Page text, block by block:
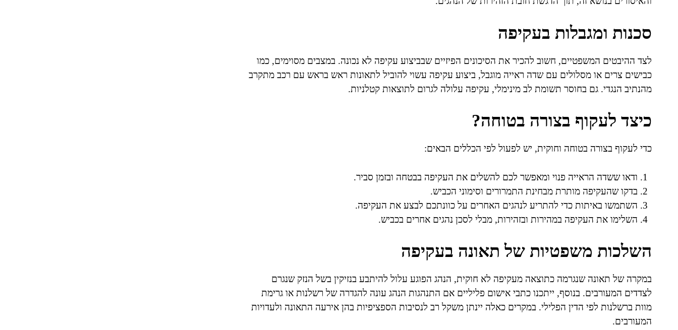
סכנות ומגבלות בעקיפה
לצד ההיבטים המשפטיים, חשוב להכיר את הסיכונים הפיזיים שבביצוע עקיפה לא נכונה. במצבים מסוימים, כמו
כבישים צרים או מסלולים עם שדה ראייה מוגבל, ביצוע עקיפה עשוי להוביל לתאונות ראש בראש עם רכב מתקרב
מהנתיב הנגדי. גם בחוסר תשומת לב מינימלי, עקיפה עלולה לגרום לתוצאות קטלניות.
כיצד לעקוף בצורה בטוחה?
כדי לעקוף בצורה בטוחה וחוקית, יש לפעול לפי הכללים הבאים:
ודאו ששדה הראייה פנוי ומאפשר לכם להשלים את העקיפה בבטחה ובזמן סביר.
בדקו שהעקיפה מותרת מבחינת התמרורים וסימוני הכביש.
השתמשו באיתות כדי להתריע לנהגים האחרים על כוונתכם לבצע את העקיפה.
השלימו את העקיפה במהירות ובזהירות, מבלי לסכן נהגים אחרים בכביש.
השלכות משפטיות של תאונה בעקיפה
במקרה של תאונה שנגרמה כתוצאה מעקיפה לא חוקית, הנהג הפוגע עלול להיתבע בנזיקין בשל הנזק שנגרם
לצדדים המעורבים. בנוסף, ייתכנו כתבי אישום פליליים אם התנהגות הנהג עונה להגדרה של רשלנות או גרימת
מוות ברשלנות לפי הדין הפלילי. במקרים כאלה יינתן משקל רב לנסיבות הספציפיות בהן אירעה התאונה ולעדויות
המעורבים.